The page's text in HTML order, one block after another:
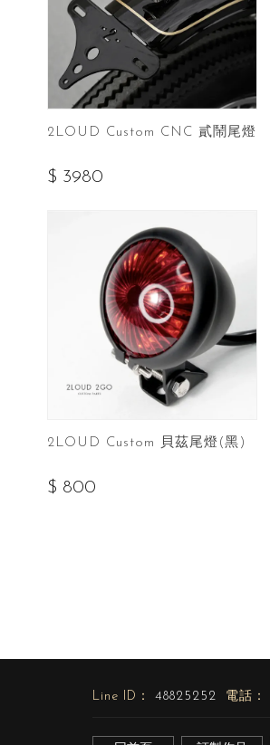
2LOUD Custom CNC 貳鬧尾燈
$ 3980
2LOUD Custom 貝茲尾燈(黑)
$ 800
48825252